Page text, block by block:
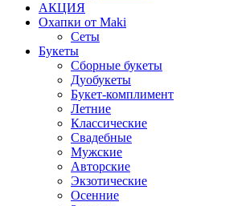
АКЦИЯ
Охапки от Maki
Сеты
Букеты
Сборные букеты
Дуобукеты
Букет-комплимент
Летние
Классические
Свадебные
Мужские
Авторские
Экзотические
Осенние